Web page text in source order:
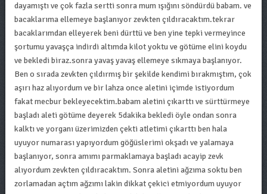
dayamıştı ve çok fazla sertti sonra mum ışığını söndürdü babam. ve
bacaklarıma ellemeye başlanıyor zevkten çıldıracaktım.tekrar
bacaklarımdan elleyerek beni dürttü ve ben yine tepki vermeyince
şortumu yavaşça indirdi altımda kilot yoktu ve götüme elini koydu
ve bekledi biraz.sonra yavaş yavaş ellemeye sıkmaya başlanıyor.
Ben o sırada zevkten çıldırmış bir şekilde kendimi bırakmıştım, çok
aşırı haz alıyordum ve bir lahza once aletini içimde istiyordum
fakat mecbur bekleyecektim.babam aletini çıkarttı ve sürttürmeye
başladı aleti götüme deyerek 5dakika bekledi öyle ondan sonra
kalktı ve yorganı üzerimizden çekti atletimi çıkarttı ben hala
uyuyor numarası yapıyordum göğüslerimi okşadı ve yalamaya
başlanıyor, sonra amımı parmaklamaya başladı acayip zevk
alıyordum zevkten çıldıracaktım. Sonra aletini ağzıma soktu ben
zorlamadan açtım ağzımı lakin dikkat çekici etmiyordum uyuyor